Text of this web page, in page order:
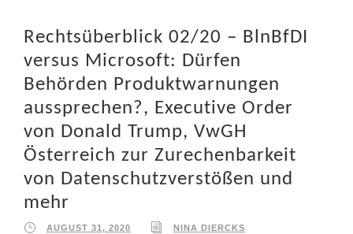
Rechtsüberblick 02/20 – BlnBfDI
versus Microsoft: Dürfen
Behörden Produktwarnungen
aussprechen?, Executive Order
von Donald Trump, VwGH
Österreich zur Zurechenbarkeit
von Datenschutzverstößen und
mehr
AUGUST 31, 2020 NINA DIERCKS